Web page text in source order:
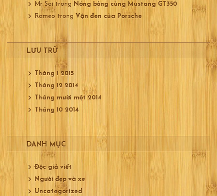
Mr Soi trong Nóng bỏng cùng Mustang GT350
Romeo trong Vận đen của Porsche
LƯU TRỮ
Tháng 1 2015
Tháng 12 2014
Tháng mười một 2014
Tháng 10 2014
DANH MỤC
Độc giả viết
Người đẹp và xe
Uncategorized